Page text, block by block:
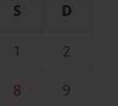
S D
1
2
8
9